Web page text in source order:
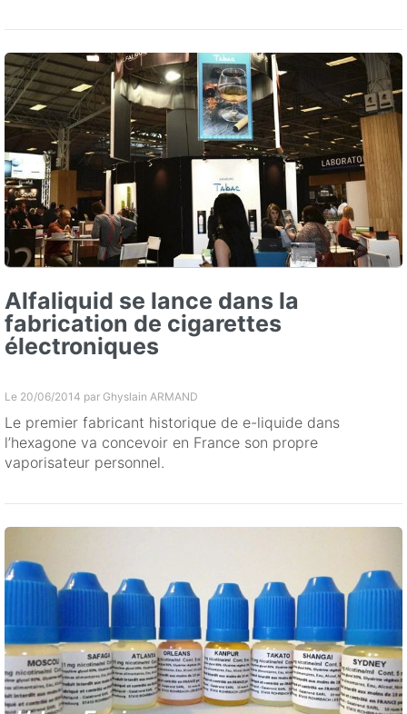
Alfaliquid se lance dans la
fabrication de cigarettes
électroniques
Le 20/06/2014 par Ghyslain ARMAND
Le premier fabricant historique de e-liquide dans
l’hexagone va concevoir en France son propre
vaporisateur personnel.